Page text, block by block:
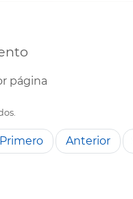
página
Anterior